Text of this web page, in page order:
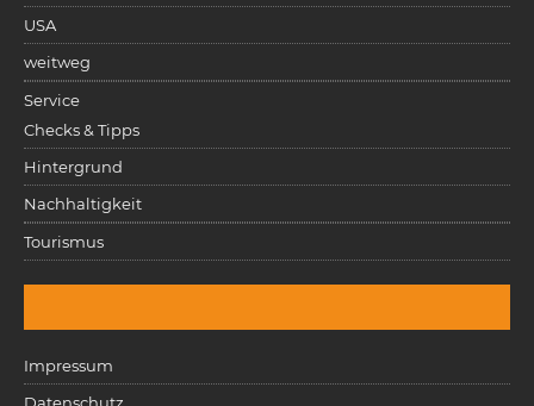
USA
weitweg
Service
Checks & Tipps
Hintergrund
Nachhaltigkeit
Tourismus
Impressum